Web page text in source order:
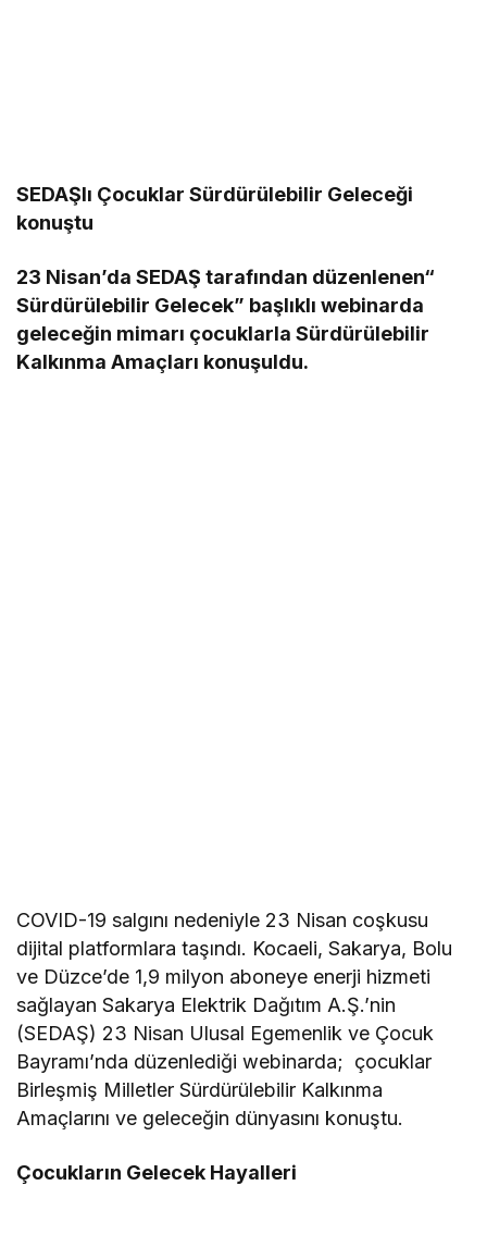
SEDAŞlı Çocuklar Sürdürülebilir Geleceği
konuştu
23 Nisan’da SEDAŞ tarafından düzenlenen“
Sürdürülebilir Gelecek” başlıklı webinarda
geleceğin mimarı çocuklarla Sürdürülebilir
Kalkınma Amaçları konuşuldu.
COVID-19 salgını nedeniyle 23 Nisan coşkusu
dijital platformlara taşındı. Kocaeli, Sakarya, Bolu
ve Düzce’de 1,9 milyon aboneye enerji hizmeti
sağlayan Sakarya Elektrik Dağıtım A.Ş.’nin
(SEDAŞ) 23 Nisan Ulusal Egemenlik ve Çocuk
Bayramı’nda düzenlediği webinarda; çocuklar
Birleşmiş Milletler Sürdürülebilir Kalkınma
Amaçlarını ve geleceğin dünyasını konuştu.
Çocukların Gelecek Hayalleri